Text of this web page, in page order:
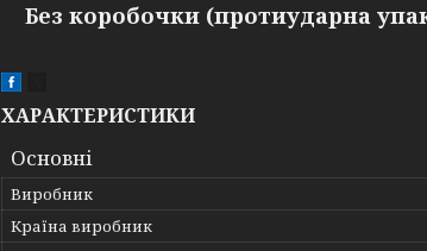
Без коробочки (протиударна
ХАРАКТЕРИСТИКИ
Основні
Виробник
Країна виробник